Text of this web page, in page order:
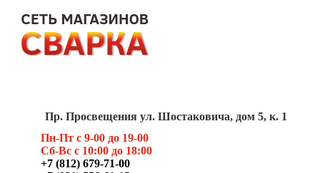
Пр. Просвещения ул. Шостаковича, дом 5, к. 1
Пн-Пт с 9-00 до 19-00
Сб-Вс с 10:00 до 18:00
+7 (812) 679-71-00